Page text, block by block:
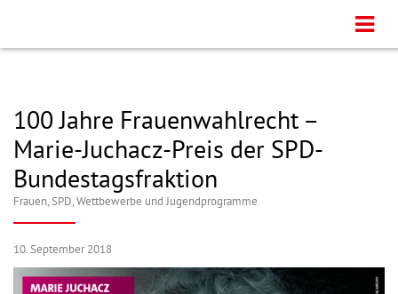
100 Jahre Frauenwahlrecht –
Marie-Juchacz-Preis der SPD-
Bundestagsfraktion
Frauen,SPD,Wettbewerbe und Jugendprogramme
10. September 2018